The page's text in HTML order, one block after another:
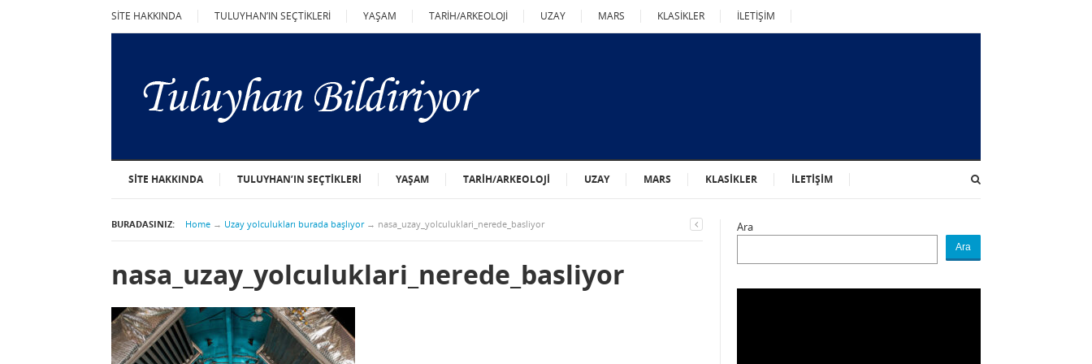
SİTE HAKKINDA TULUYHAN’IN SEÇTİKLERİ YAŞAM TARİH/ARKEOLOJİ UZAY MARS KLASİKLER İLETİŞİM
SİTE HAKKINDA TULUYHAN’IN SEÇTİKLERİ YAŞAM TARİH/ARKEOLOJİ UZAY MARS KLASİKLER İLETİŞİM
BURADASINIZ: Home → Uzay yolculukları burada başlıyor → nasa_uzay_yolculuklari_nerede_basliyor
nasa_uzay_yolculuklari_nerede_basliyor
Ara
Ara